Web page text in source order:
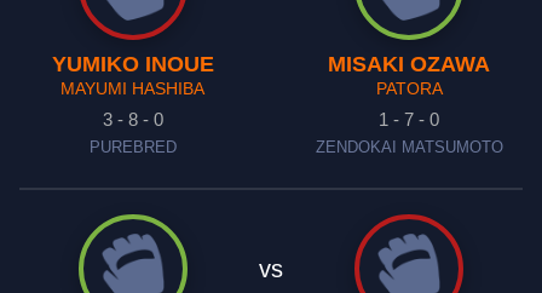
YUMIKO INOUE
MAYUMI HASHIBA
3 - 8 - 0
PUREBRED
MISAKI OZAWA
PATORA
1 - 7 - 0
ZENDOKAI MATSUMOTO
vs